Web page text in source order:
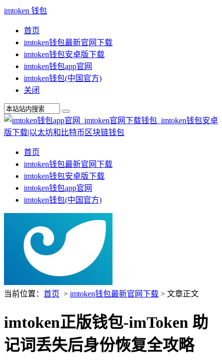
imtoken 钱包
首页
imtoken钱包最新官网下载
imtoken钱包安卓版下载
imtoken钱包app官网
imtoken钱包(中国官方)
关闭
首页
imtoken钱包最新官网下载
imtoken钱包安卓版下载
imtoken钱包app官网
imtoken钱包(中国官方)
当前位置： 首页 > imtoken钱包最新官网下载 > 文章正文
imtoken正版钱包-imToken 助
记词丢失后身份恢复全攻略